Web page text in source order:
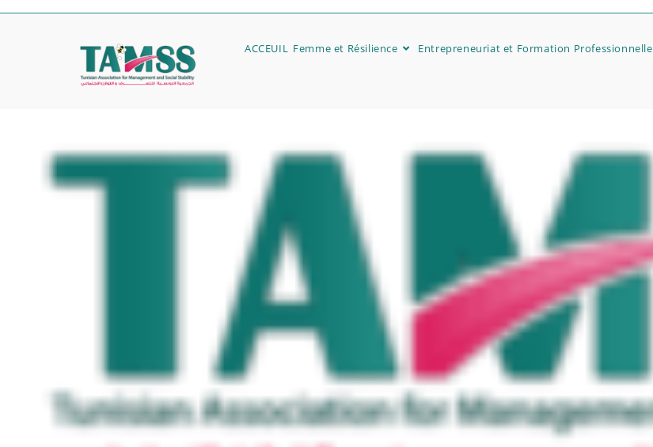
ACCEUIL Femme et Résilience Entrepreneuriat et Formation Professionnelle